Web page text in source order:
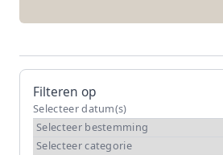
Filteren op